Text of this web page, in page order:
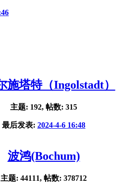
施塔特（Ingolstadt）
主题: 192, 帖数: 315
最后发表: 2024-4-6 16:48
波鸿(Bochum)
主题: 44111, 帖数: 378712